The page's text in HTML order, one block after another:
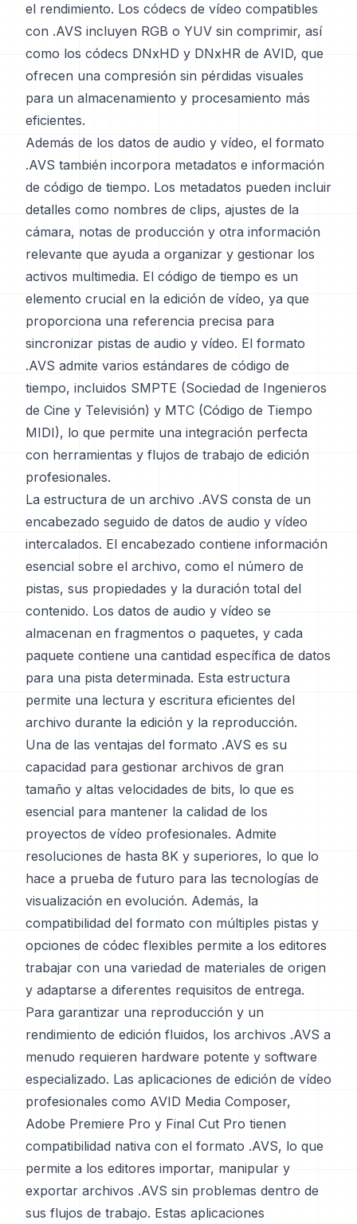
el rendimiento. Los códecs de vídeo compatibles
con .AVS incluyen RGB o YUV sin comprimir, así
como los códecs DNxHD y DNxHR de AVID, que
ofrecen una compresión sin pérdidas visuales
para un almacenamiento y procesamiento más
eficientes.
Además de los datos de audio y vídeo, el formato
.AVS también incorpora metadatos e información
de código de tiempo. Los metadatos pueden incluir
detalles como nombres de clips, ajustes de la
cámara, notas de producción y otra información
relevante que ayuda a organizar y gestionar los
activos multimedia. El código de tiempo es un
elemento crucial en la edición de vídeo, ya que
proporciona una referencia precisa para
sincronizar pistas de audio y vídeo. El formato
.AVS admite varios estándares de código de
tiempo, incluidos SMPTE (Sociedad de Ingenieros
de Cine y Televisión) y MTC (Código de Tiempo
MIDI), lo que permite una integración perfecta
con herramientas y flujos de trabajo de edición
profesionales.
La estructura de un archivo .AVS consta de un
encabezado seguido de datos de audio y vídeo
intercalados. El encabezado contiene información
esencial sobre el archivo, como el número de
pistas, sus propiedades y la duración total del
contenido. Los datos de audio y vídeo se
almacenan en fragmentos o paquetes, y cada
paquete contiene una cantidad específica de datos
para una pista determinada. Esta estructura
permite una lectura y escritura eficientes del
archivo durante la edición y la reproducción.
Una de las ventajas del formato .AVS es su
capacidad para gestionar archivos de gran
tamaño y altas velocidades de bits, lo que es
esencial para mantener la calidad de los
proyectos de vídeo profesionales. Admite
resoluciones de hasta 8K y superiores, lo que lo
hace a prueba de futuro para las tecnologías de
visualización en evolución. Además, la
compatibilidad del formato con múltiples pistas y
opciones de códec flexibles permite a los editores
trabajar con una variedad de materiales de origen
y adaptarse a diferentes requisitos de entrega.
Para garantizar una reproducción y un
rendimiento de edición fluidos, los archivos .AVS a
menudo requieren hardware potente y software
especializado. Las aplicaciones de edición de vídeo
profesionales como AVID Media Composer,
Adobe Premiere Pro y Final Cut Pro tienen
compatibilidad nativa con el formato .AVS, lo que
permite a los editores importar, manipular y
exportar archivos .AVS sin problemas dentro de
sus flujos de trabajo. Estas aplicaciones